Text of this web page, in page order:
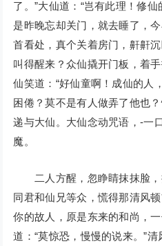
了。”大仙道：“岂有此理！修
是昨晚忘却关门，就去睡了，
首看处，真个关着房门，鼾鼾
叫得醒来？众仙撬开门板，着
仙笑道：“好仙童啊！成仙的人
困倦？莫不是有人做弄了他也
递与大仙。大仙念动咒语，-一
魔。
二人方醒，忽睁睛抹抹脸，
同君和仙兄等众，慌得那清风
你的故人，原是东来的和尚，
道：“莫惊恐，慢慢的说来。”